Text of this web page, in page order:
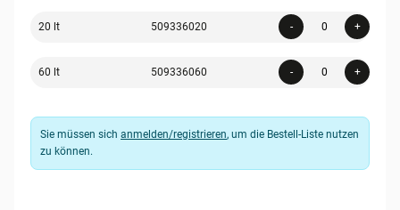
20 lt 509336020 - +
60 lt 509336060 - +
Sie müssen sich anmelden/registrieren, um die Bestell-Liste nutzen
zu können.